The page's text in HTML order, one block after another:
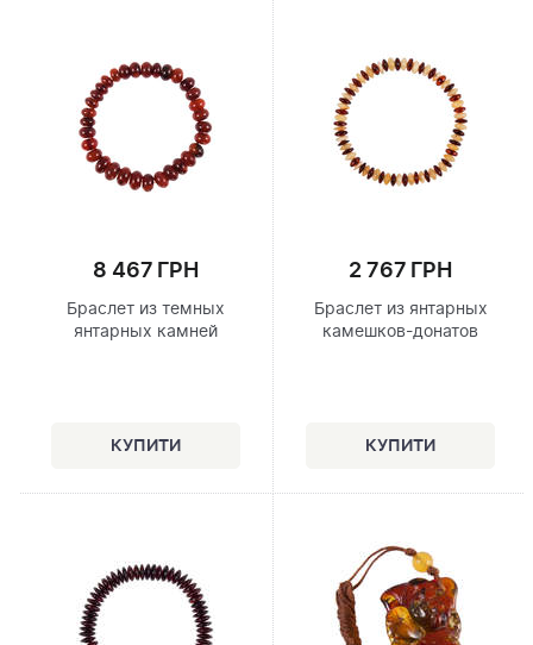
8 467 ГРН
Браслет из темных
янтарных камней
2 767 ГРН
Браслет из янтарных
камешков-донатов